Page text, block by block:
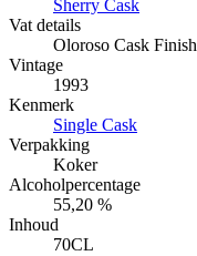
Sherry Cask
Vat details
Oloroso Cask Finish
Vintage
1993
Kenmerk
Single Cask
Verpakking
Koker
Alcoholpercentage
55,20 %
Inhoud
70CL